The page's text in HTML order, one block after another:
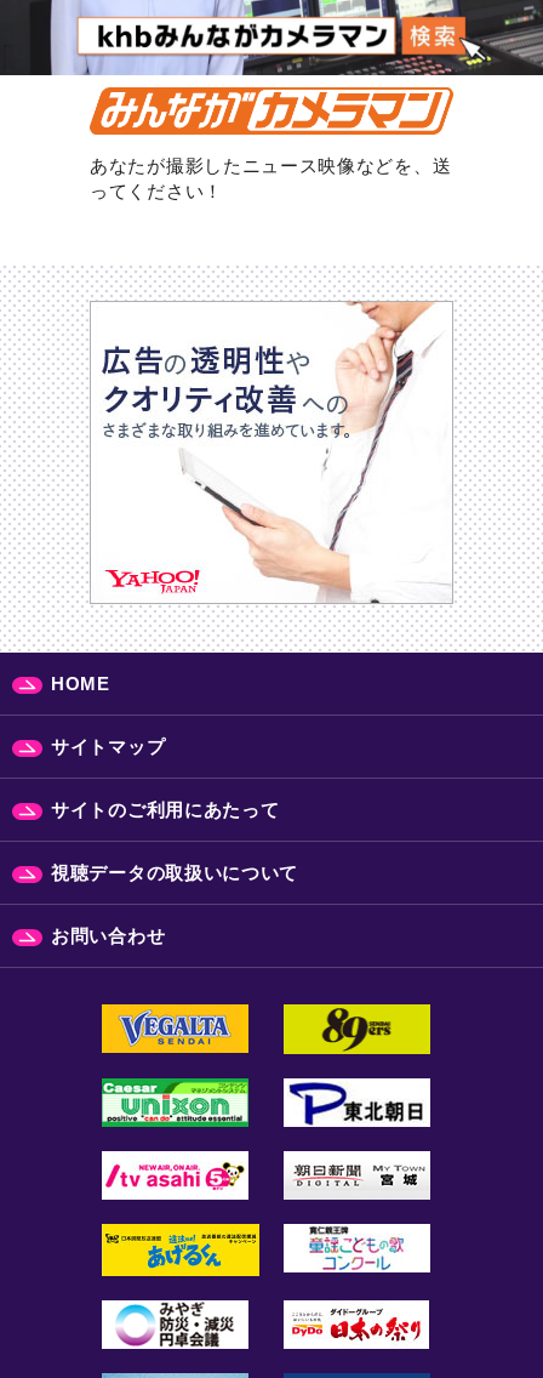
あなたが撮影したニュース映像などを、送
ってください！
HOME
サイトマップ
サイトのご利用にあたって
視聴データの取扱いについて
お問い合わせ